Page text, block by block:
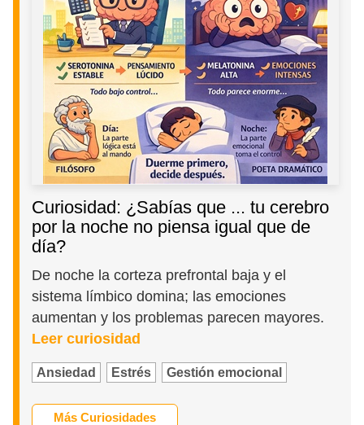
Curiosidad: ¿Sabías que ... tu cerebro
por la noche no piensa igual que de
día?
De noche la corteza prefrontal baja y el
sistema límbico domina; las emociones
aumentan y los problemas parecen mayores.
Leer curiosidad
Ansiedad Estrés Gestión emocional
Más Curiosidades